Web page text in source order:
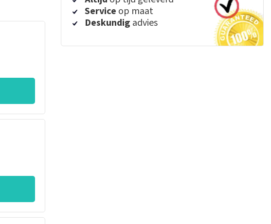
Service op maat
Deskundig advies